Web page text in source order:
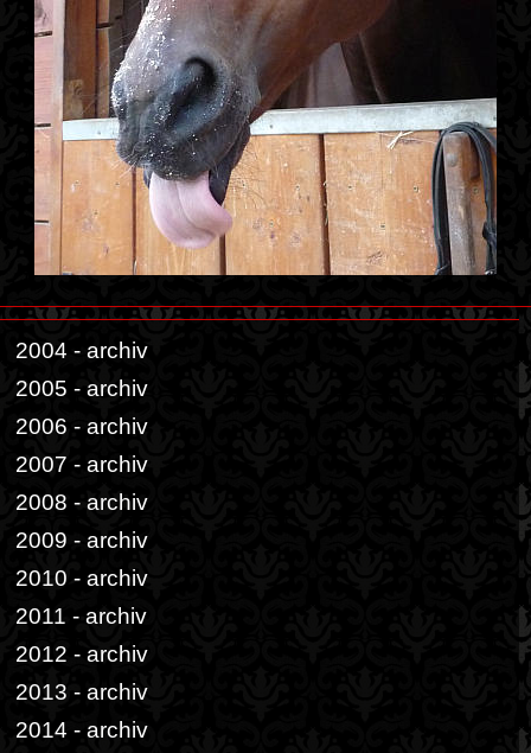
2004 - archiv
2005 - archiv
2006 - archiv
2007 - archiv
2008 - archiv
2009 - archiv
2010 - archiv
2011 - archiv
2012 - archiv
2013 - archiv
2014 - archiv